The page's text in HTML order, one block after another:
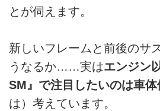
とが伺えます。
新しいフレームと前後のサ
うなるか……実はエンジン
SM』で注目したいのは車体
は）考えています。